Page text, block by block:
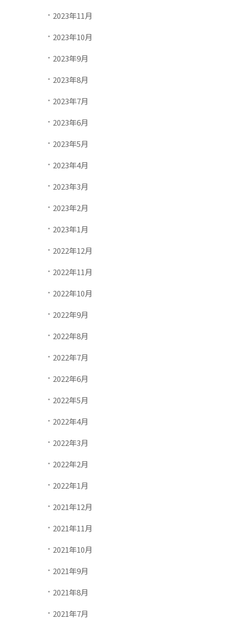
2023年11月
2023年10月
2023年9月
2023年8月
2023年7月
2023年6月
2023年5月
2023年4月
2023年3月
2023年2月
2023年1月
2022年12月
2022年11月
2022年10月
2022年9月
2022年8月
2022年7月
2022年6月
2022年5月
2022年4月
2022年3月
2022年2月
2022年1月
2021年12月
2021年11月
2021年10月
2021年9月
2021年8月
2021年7月